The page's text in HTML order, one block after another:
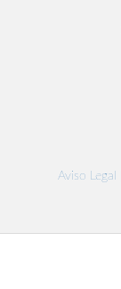
Aviso Legal |